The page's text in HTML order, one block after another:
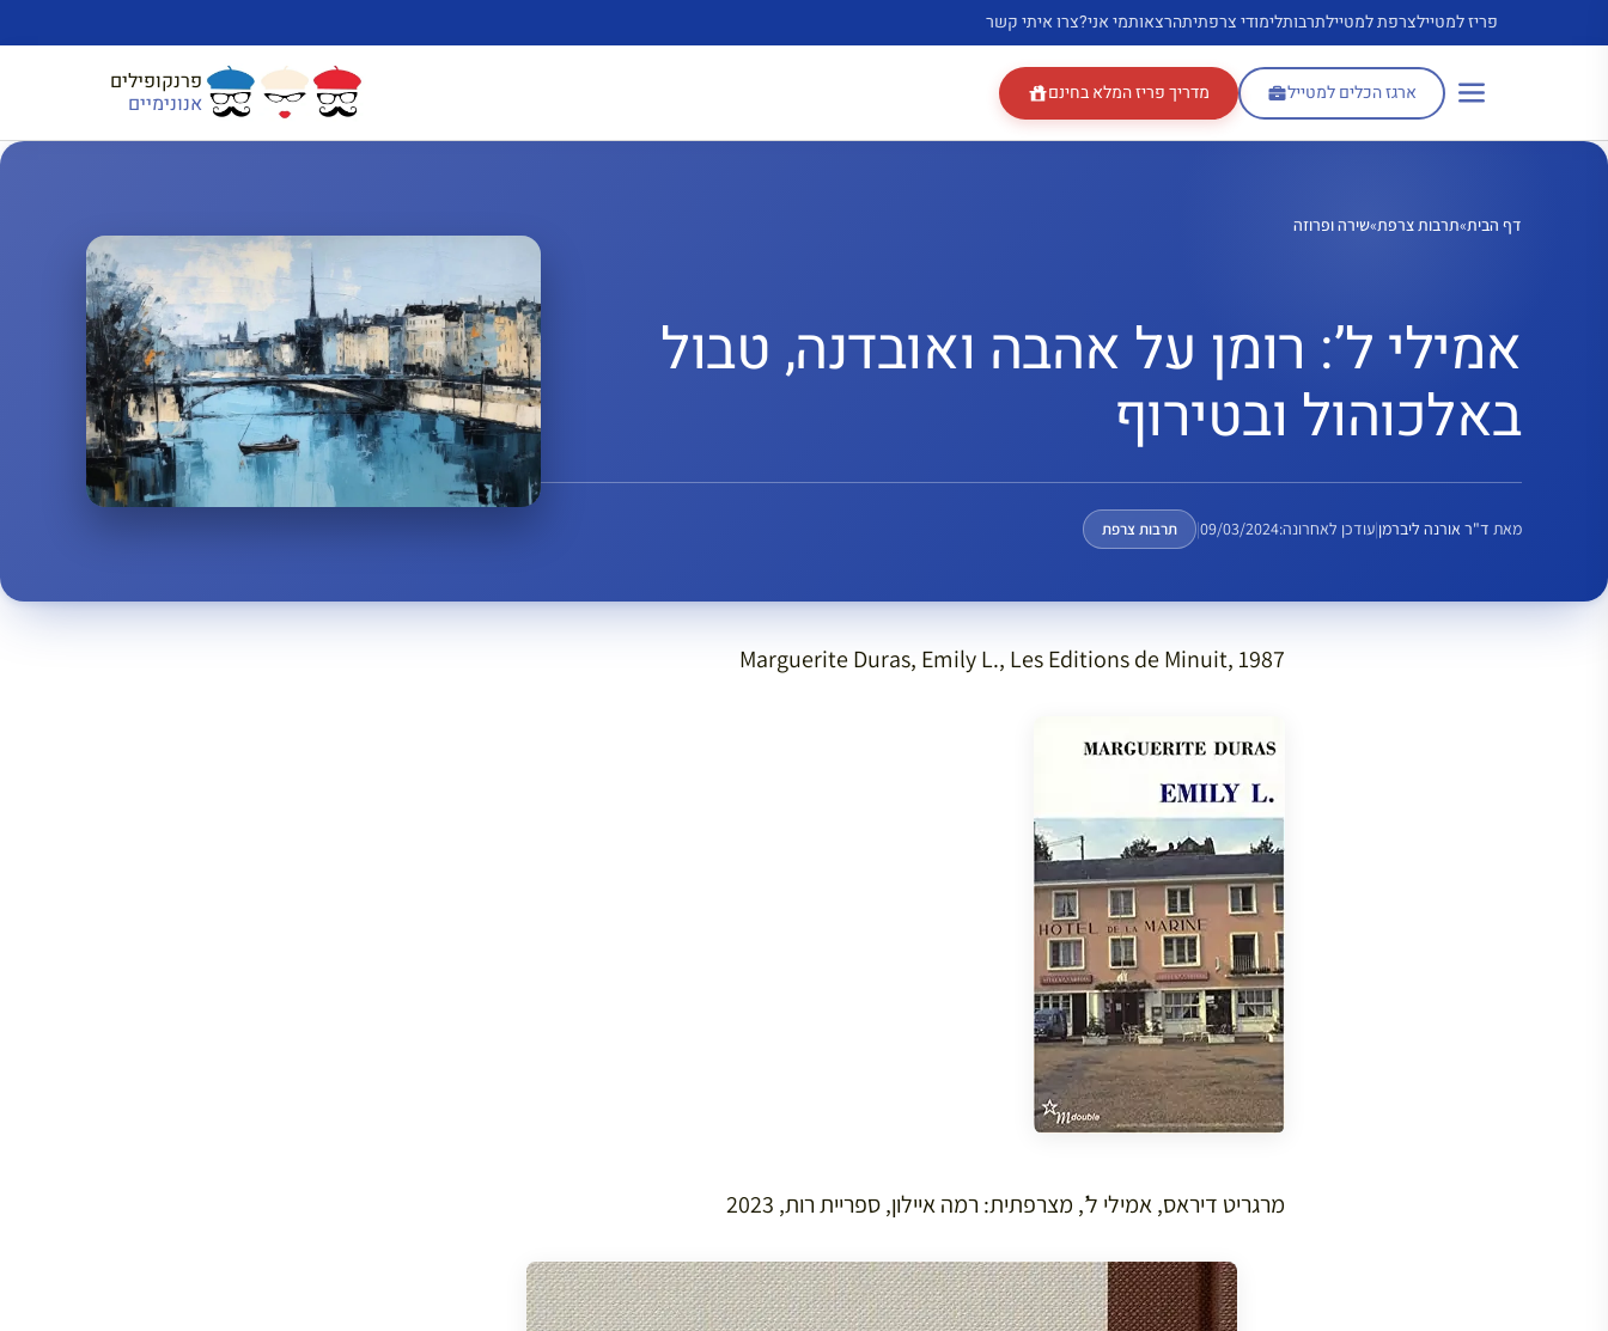
פריז למטיילצרפת למטיילתרבותלימודי צרפתיתהרצאותמי אני?צרו איתי קשר
ארגז הכלים למטייל מדריך פריז המלא בחינם פרנקופילים
אנונימיים
דף הבית»תרבות צרפת»שירה ופרוזה
אמילי ל’: רומן על אהבה ואובדנה, טבול
באלכוהול ובטירוף
מאת ד"ר אורנה ליברמן|עודכן לאחרונה:09/03/2024
| תרבות צרפת
Marguerite Duras, Emily L., Les Editions de Minuit, 1987
מרגריט דיראס, אמילי ל’, מצרפתית: רמה איילון, ספריית רות, 2023